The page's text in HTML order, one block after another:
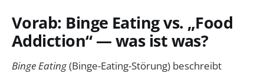
Vorab: Binge Eating vs. „Food
Addiction“ — was ist was?
Binge Eating(Binge-Eating-Störung) beschreibt